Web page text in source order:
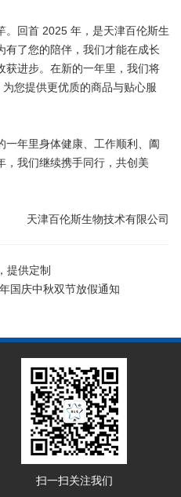
。回首 2025 年，是天津百伦斯生
有了您的陪伴，我们才能在成长
获进步。在新的一年里，我们将
您提供更优质的商品与贴心服
一年里身体健康、工作顺利、阖
，我们继续携手同行，共创美
天津百伦斯生物技术有限公司
提供定制
国庆中秋双节放假通知
扫一扫关注我们